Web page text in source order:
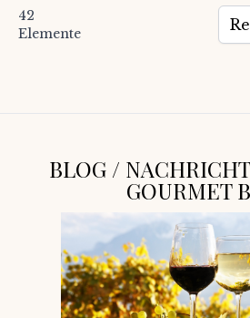
42
Elemente
BLOG /
GOURMET